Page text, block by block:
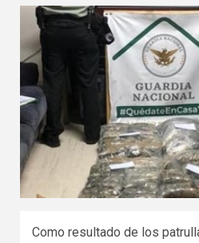
Como resultado de los